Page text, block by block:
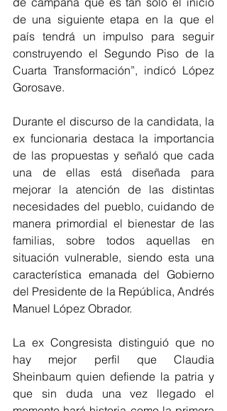
de una siguiente etapa en la que el
país tendrá un impulso para seguir
construyendo el Segundo Piso de la
Cuarta Transformación”, indicó López
Gorosave.
Durante el discurso de la candidata, la
ex funcionaria destaca la importancia
de las propuestas y señaló que cada
una de ellas está diseñada para
mejorar la atención de las distintas
necesidades del pueblo, cuidando de
manera primordial el bienestar de las
familias, sobre todos aquellas en
situación vulnerable, siendo esta una
característica emanada del Gobierno
del Presidente de la República, Andrés
Manuel López Obrador.
La ex Congresista distinguió que no
hay mejor perfil que Claudia
Sheinbaum quien defiende la patria y
que sin duda una vez llegado el